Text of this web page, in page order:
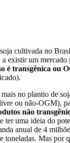
cultivada no
existir um mercado
é transgênica ou
no plantio de
ou não-OGM),
não
ter uma ideia do
anual de 4
toneladas. Mas por